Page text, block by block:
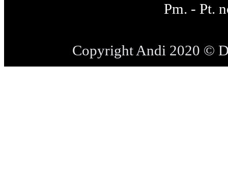
Pm. - Pt.
Copyright Andi 2020 ©